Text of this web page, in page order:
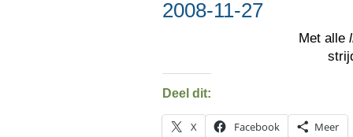
2008-11-27
Met alle
Deel dit:
X Facebook Meer